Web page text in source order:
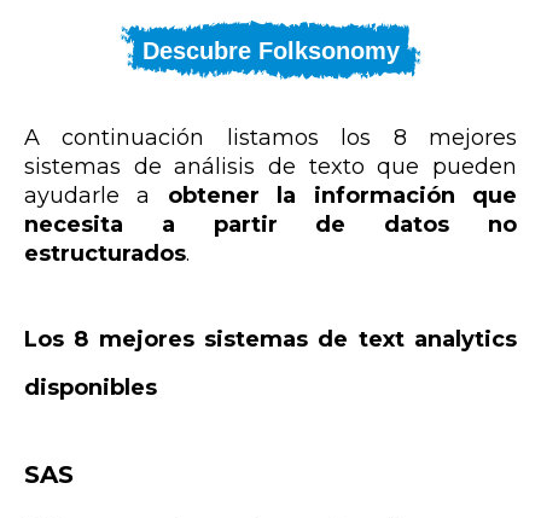
Descubre Folksonomy
A continuación listamos los 8 mejores
sistemas de análisis de texto que pueden
ayudarle a obtener la información que
necesita a partir de datos no
estructurados.
Los 8 mejores sistemas de text analytics
disponibles
SAS